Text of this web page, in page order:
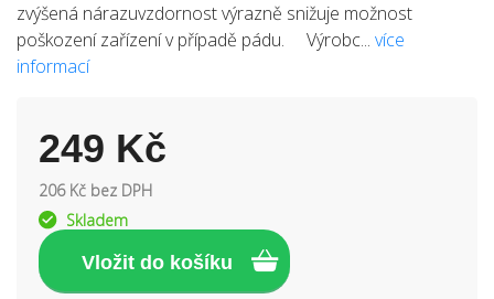
zvýšená nárazuvzdornost výrazně snižuje možnost
poškození zařízení v případě pádu. Výrobc... více
informací
249 Kč
206 Kč bez DPH
Skladem